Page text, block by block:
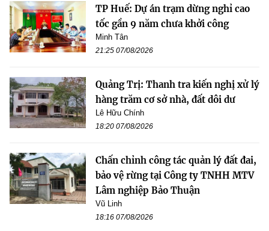
TP Huế: Dự án trạm dừng nghỉ cao
tốc gần 9 năm chưa khởi công
Minh Tân
21:25 07/08/2026
Quảng Trị: Thanh tra kiến nghị xử lý
hàng trăm cơ sở nhà, đất dôi dư
Lê Hữu Chính
18:20 07/08/2026
Chấn chỉnh công tác quản lý đất đai,
bảo vệ rừng tại Công ty TNHH MTV
Lâm nghiệp Bảo Thuận
Vũ Linh
18:16 07/08/2026